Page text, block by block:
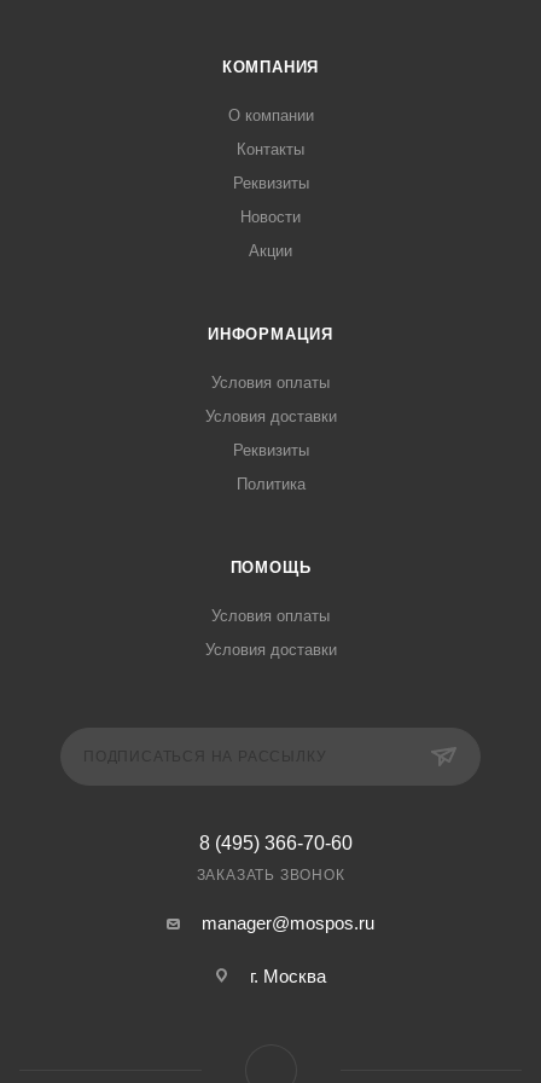
самостоятельно, так и соединяться в одну торговую линию.
КОМПАНИЯ
О компании
Контакты
Реквизиты
Новости
Акции
ИНФОРМАЦИЯ
Условия оплаты
Условия доставки
Реквизиты
Политика
ПОМОЩЬ
Условия оплаты
Условия доставки
8 (495) 366-70-60
ЗАКАЗАТЬ ЗВОНОК
manager@mospos.ru
г. Москва